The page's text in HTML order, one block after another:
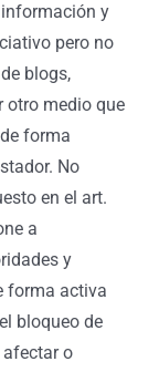
y
pero no
blogs,
otro medio que
forma
No
en el art.
a
y
forma activa
bloqueo de
o